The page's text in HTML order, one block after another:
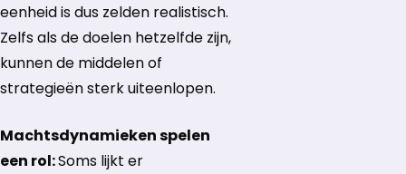
eenheid is dus zelden realistisch.
Zelfs als de doelen hetzelfde zijn,
kunnen de middelen of
strategieën sterk uiteenlopen.
Machtsdynamieken spelen
een rol:Soms lijkt er